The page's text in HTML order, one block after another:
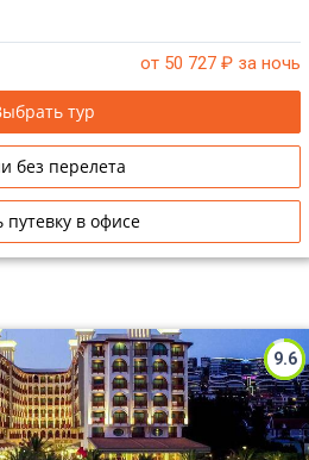
от 50 727 ₽ за ночь
тур
без перелета
путевку в офисе
9.6